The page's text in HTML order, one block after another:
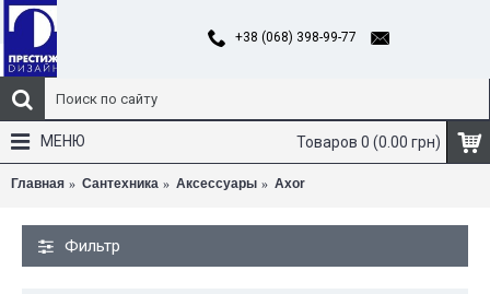
+38 (068) 398-99-77
Товаров 0 (0.00 грн)
МЕНЮ
Главная Сантехника Аксессуары Axor
Фильтр